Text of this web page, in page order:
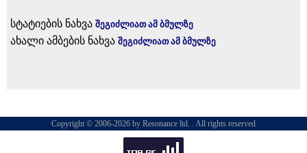
სტატიების ნახვა შეგიძლიათ ამ ბმულზე
ახალი ამბების ნახვა შეგიძლიათ ამ ბმულზე
Copyright © 2006-2026 by Resonance ltd. . All rights reserved